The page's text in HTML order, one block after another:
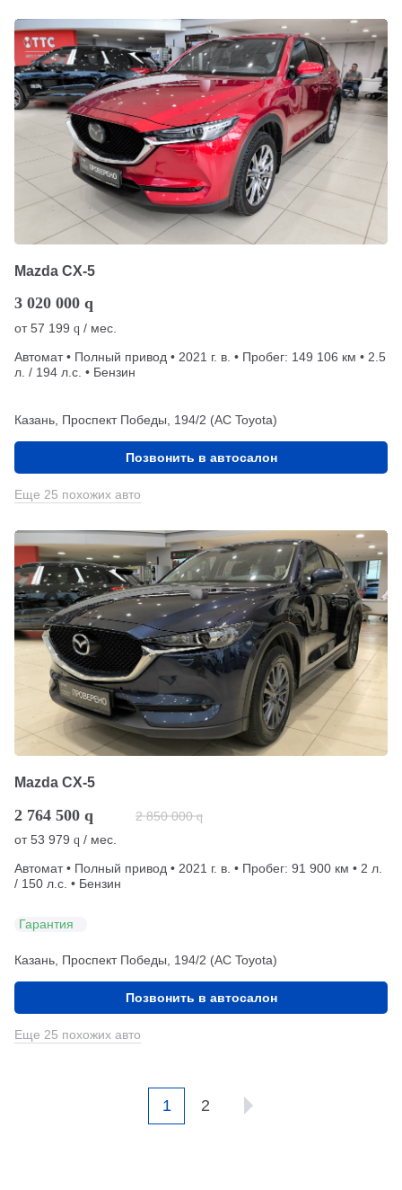
Mazda CX-5
3 020 000 q
от57 199 q / мес.
Автомат • Полный привод • 2021 г. в. • Пробег: 149 106 км • 2.5
л. / 194 л.с. • Бензин
Казань, Проспект Победы, 194/2 (АС Toyota)
Позвонить в автосалон
Еще 25 похожих авто
Mazda CX-5
2 764 500 q 2 850 000 q
от53 979 q / мес.
Автомат • Полный привод • 2021 г. в. • Пробег: 91 900 км • 2 л.
/ 150 л.с. • Бензин
Гарантия
Казань, Проспект Победы, 194/2 (АС Toyota)
Позвонить в автосалон
Еще 25 похожих авто
1 2